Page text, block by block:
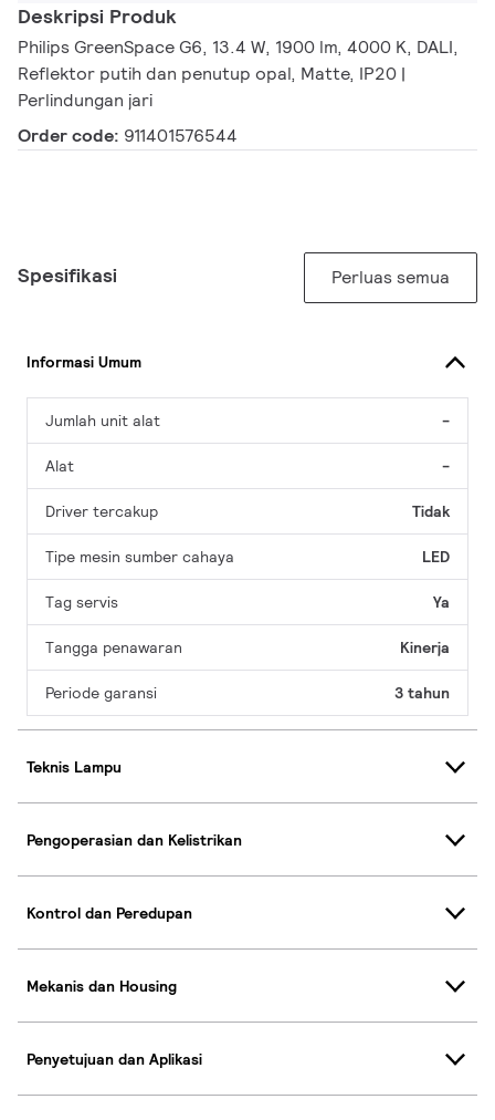
Deskripsi Produk
Philips GreenSpace G6, 13.4 W, 1900 lm, 4000 K, DALI,
Reflektor putih dan penutup opal, Matte, IP20 |
Perlindungan jari
Order code: 911401576544
Spesifikasi Perluas semua
Informasi Umum
Jumlah unit alat -
Alat -
Driver tercakup Tidak
Tipe mesin sumber cahaya LED
Tag servis Ya
Tangga penawaran Kinerja
Periode garansi 3 tahun
Teknis Lampu
Pengoperasian dan Kelistrikan
Kontrol dan Peredupan
Mekanis dan Housing
Penyetujuan dan Aplikasi